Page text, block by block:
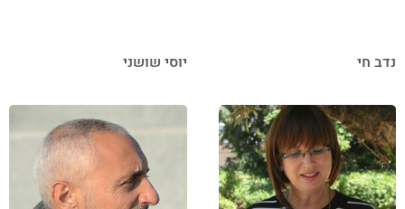
נדב חי יוסי שושני